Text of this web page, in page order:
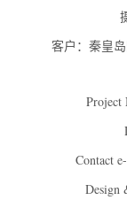
客户：秦皇
Project
Contact
Design